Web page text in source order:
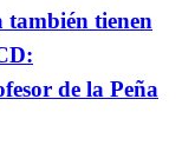
tienen
de la Peña